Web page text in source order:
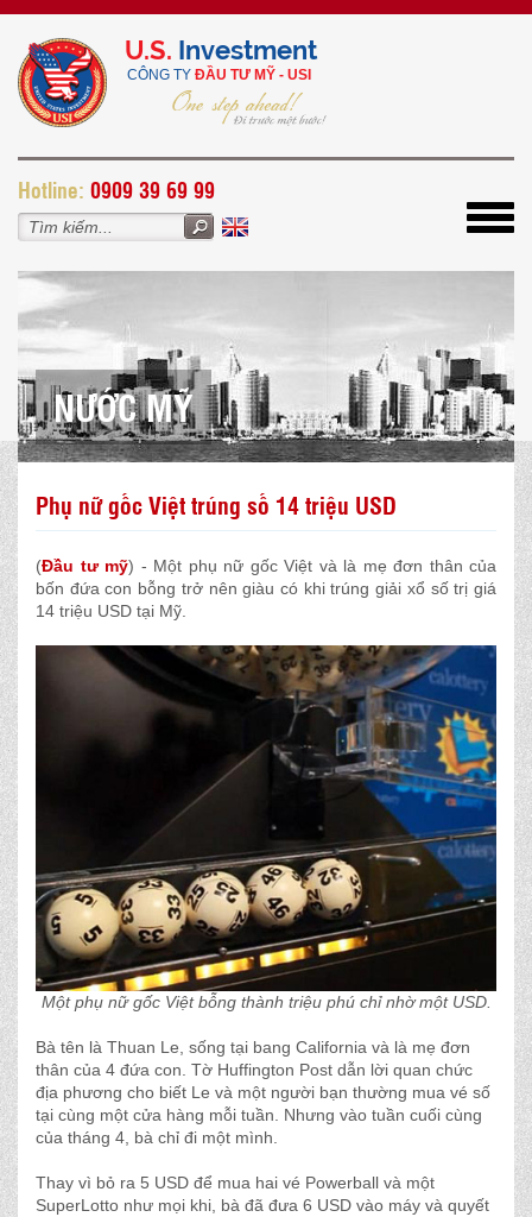
U.S. Investment
CÔNG TY ĐẦU TƯ MỸ - USI
Hotline: 0909 39 69 99
NƯỚC MỸ
Phụ nữ gốc Việt trúng số 14 triệu USD
(Đầu tư mỹ) - Một phụ nữ gốc Việt và là mẹ đơn thân của
bốn đứa con bỗng trở nên giàu có khi trúng giải xổ số trị giá
14 triệu USD tại Mỹ.
Một phụ nữ gốc Việt bỗng thành triệu phú chỉ nhờ một USD.
Bà tên là Thuan Le, sống tại bang California và là mẹ đơn
thân của 4 đứa con. Tờ Huffington Post dẫn lời quan chức
địa phương cho biết Le và một người bạn thường mua vé số
tại cùng một cửa hàng mỗi tuần. Nhưng vào tuần cuối cùng
của tháng 4, bà chỉ đi một mình.
Thay vì bỏ ra 5 USD để mua hai vé Powerball và một
SuperLotto như mọi khi, bà đã đưa 6 USD vào máy và quyết